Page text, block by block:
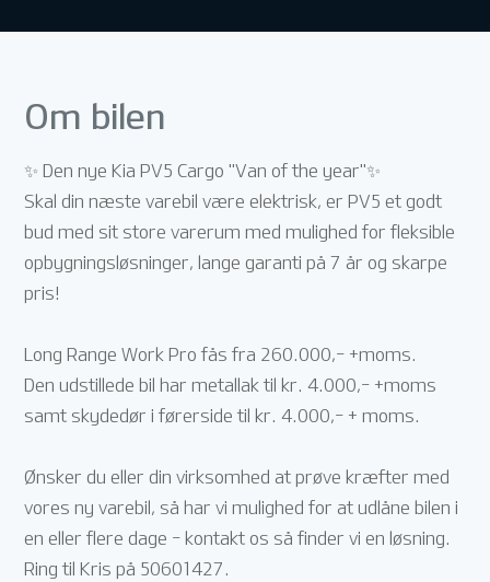
Om bilen
✨ Den nye Kia PV5 Cargo "Van of the year"✨
Skal din næste varebil være elektrisk, er PV5 et godt
bud med sit store varerum med mulighed for fleksible
opbygningsløsninger, lange garanti på 7 år og skarpe
pris!
Long Range Work Pro fås fra 260.000,- +moms.
Den udstillede bil har metallak til kr. 4.000,- +moms
samt skydedør i førerside til kr. 4.000,- + moms.
Ønsker du eller din virksomhed at prøve kræfter med
vores ny varebil, så har vi mulighed for at udlåne bilen i
en eller flere dage - kontakt os så finder vi en løsning.
Ring til Kris på 50601427.